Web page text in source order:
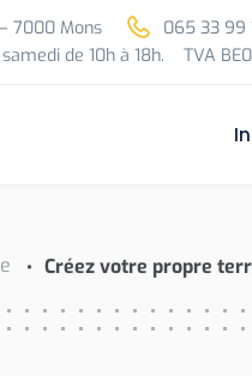
7000 Mons 065 33 99
de 10h à 18h.
TVA
Créez votre propre